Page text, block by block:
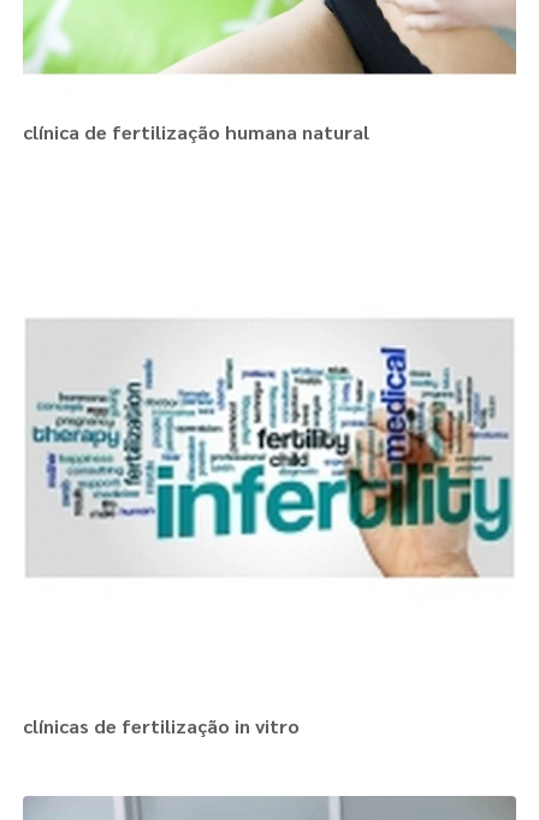
clínica de fertilização humana natural
clínicas de fertilização in vitro